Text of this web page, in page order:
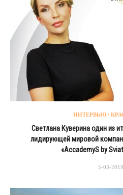
ИНТЕРВЬЮ /
Светлана Куверина один из
лидирующей мировой
«AccademyS by
5-03-